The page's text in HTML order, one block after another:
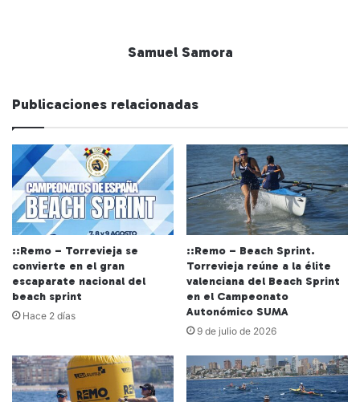
Samuel Samora
Publicaciones relacionadas
::Remo – Torrevieja se
convierte en el gran
escaparate nacional del
beach sprint
Hace 2 días
::Remo – Beach Sprint.
Torrevieja reúne a la élite
valenciana del Beach Sprint
en el Campeonato
Autonómico SUMA
9 de julio de 2026